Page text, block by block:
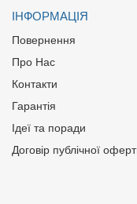
ІНФОРМАЦІЯ
Повернення
Про Нас
Контакти
Гарантія
Ідеї та поради
Договір публічної